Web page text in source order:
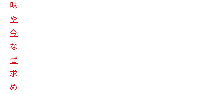
味
や
今
な
ぜ
求
め